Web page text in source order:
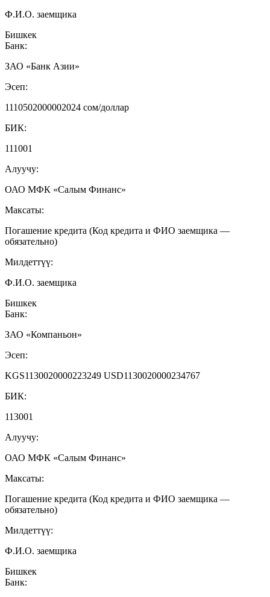
Ф.И.О. заемщика
Бишкек
Банк:
ЗАО «Банк Азии»
Эсеп:
1110502000002024 сом/доллар
БИК:
111001
Алуучу:
ОАО МФК «Салым Финанс»
Максаты:
Погашение кредита (Код кредита и ФИО заемщика —
обязательно)
Милдеттүү:
Ф.И.О. заемщика
Бишкек
Банк:
ЗАО «Компаньон»
Эсеп:
KGS1130020000223249 USD1130020000234767
БИК:
113001
Алуучу:
ОАО МФК «Салым Финанс»
Максаты:
Погашение кредита (Код кредита и ФИО заемщика —
обязательно)
Милдеттүү:
Ф.И.О. заемщика
Бишкек
Банк: